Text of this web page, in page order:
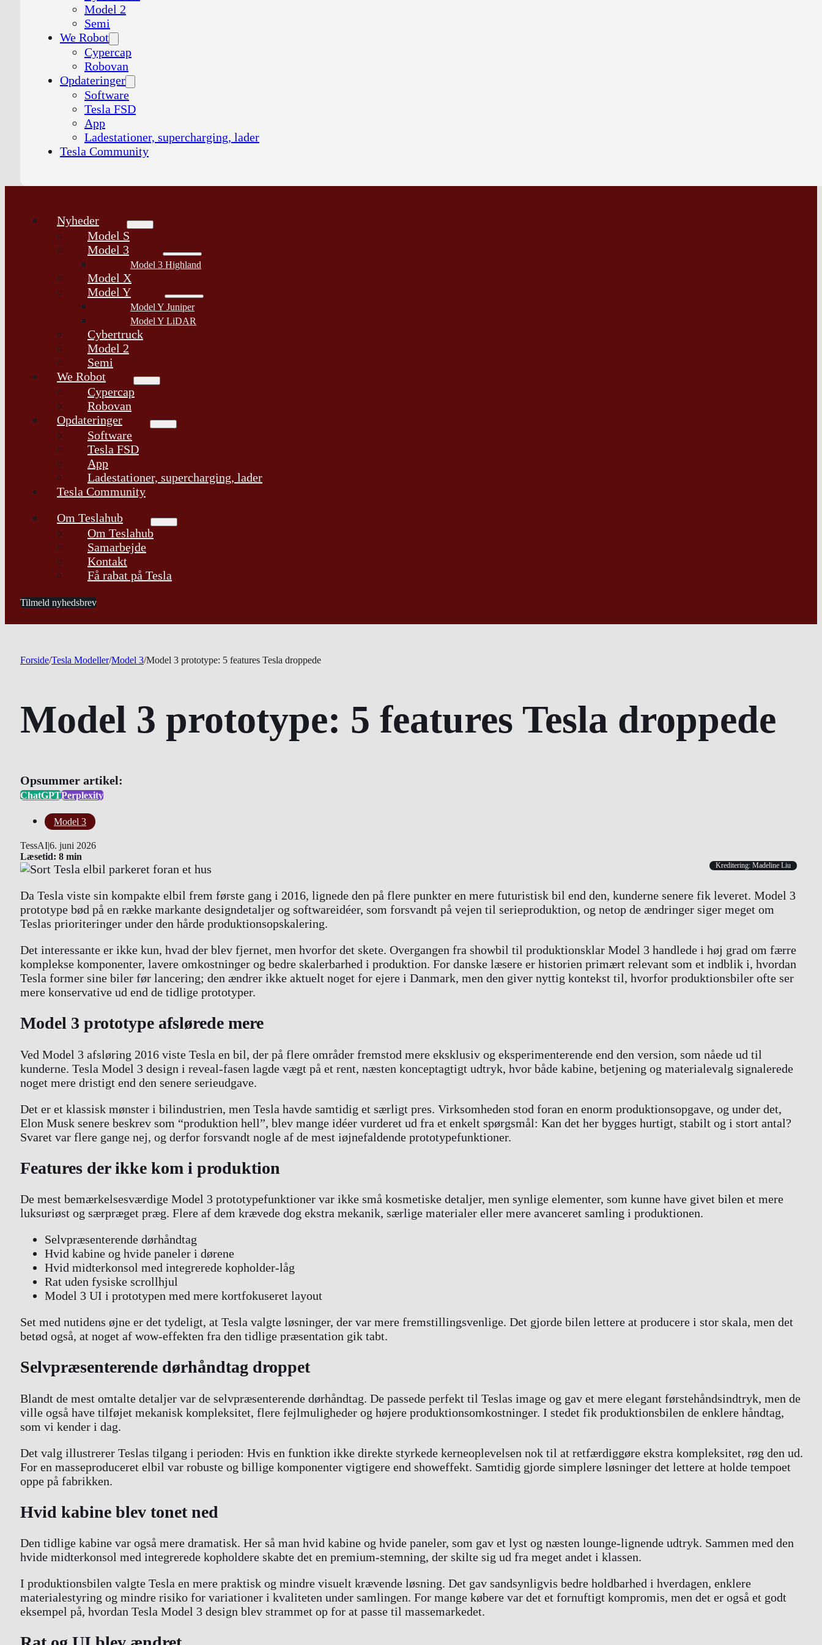
Model 2
Semi
We Robot
Cypercap
Robovan
Opdateringer
Software
Tesla FSD
App
Ladestationer, supercharging, lader
Tesla Community
Nyheder
Model S
Model 3
Model 3 Highland
Model X
Model Y
Model Y Juniper
Model Y LiDAR
Cybertruck
Model 2
Semi
We Robot
Cypercap
Robovan
Opdateringer
Software
Tesla FSD
App
Ladestationer, supercharging, lader
Tesla Community
Om Teslahub
Om Teslahub
Samarbejde
Kontakt
Få rabat på Tesla
Tilmeld nyhedsbrev
Forside/Tesla Modeller/Model 3/Model 3 prototype: 5 features Tesla droppede
Model 3 prototype: 5 features Tesla droppede
Opsummer artikel:
ChatGPTPerplexity
Model 3
TessAI|6. juni 2026
Læsetid: 8 min
Kreditering: Madeline Liu
Da Tesla viste sin kompakte elbil frem første gang i 2016, lignede den på flere punkter en mere futuristisk bil end den, kunderne senere fik leveret. Model 3
prototype bød på en række markante designdetaljer og softwareidéer, som forsvandt på vejen til serieproduktion, og netop de ændringer siger meget om
Teslas prioriteringer under den hårde produktionsopskalering.
Det interessante er ikke kun, hvad der blev fjernet, men hvorfor det skete. Overgangen fra showbil til produktionsklar Model 3 handlede i høj grad om færre
komplekse komponenter, lavere omkostninger og bedre skalerbarhed i produktion. For danske læsere er historien primært relevant som et indblik i, hvordan
Tesla former sine biler før lancering; den ændrer ikke aktuelt noget for ejere i Danmark, men den giver nyttig kontekst til, hvorfor produktionsbiler ofte ser
mere konservative ud end de tidlige prototyper.
Model 3 prototype afslørede mere
Ved Model 3 afsløring 2016 viste Tesla en bil, der på flere områder fremstod mere eksklusiv og eksperimenterende end den version, som nåede ud til
kunderne. Tesla Model 3 design i reveal-fasen lagde vægt på et rent, næsten konceptagtigt udtryk, hvor både kabine, betjening og materialevalg signalerede
noget mere dristigt end den senere serieudgave.
Det er et klassisk mønster i bilindustrien, men Tesla havde samtidig et særligt pres. Virksomheden stod foran en enorm produktionsopgave, og under det,
Elon Musk senere beskrev som “produktion hell”, blev mange idéer vurderet ud fra et enkelt spørgsmål: Kan det her bygges hurtigt, stabilt og i stort antal?
Svaret var flere gange nej, og derfor forsvandt nogle af de mest iøjnefaldende prototypefunktioner.
Features der ikke kom i produktion
De mest bemærkelsesværdige Model 3 prototypefunktioner var ikke små kosmetiske detaljer, men synlige elementer, som kunne have givet bilen et mere
luksuriøst og særpræget præg. Flere af dem krævede dog ekstra mekanik, særlige materialer eller mere avanceret samling i produktionen.
Selvpræsenterende dørhåndtag
Hvid kabine og hvide paneler i dørene
Hvid midterkonsol med integrerede kopholder-låg
Rat uden fysiske scrollhjul
Model 3 UI i prototypen med mere kortfokuseret layout
Set med nutidens øjne er det tydeligt, at Tesla valgte løsninger, der var mere fremstillingsvenlige. Det gjorde bilen lettere at producere i stor skala, men det
betød også, at noget af wow-effekten fra den tidlige præsentation gik tabt.
Selvpræsenterende dørhåndtag droppet
Blandt de mest omtalte detaljer var de selvpræsenterende dørhåndtag. De passede perfekt til Teslas image og gav et mere elegant førstehåndsindtryk, men de
ville også have tilføjet mekanisk kompleksitet, flere fejlmuligheder og højere produktionsomkostninger. I stedet fik produktionsbilen de enklere håndtag,
som vi kender i dag.
Det valg illustrerer Teslas tilgang i perioden: Hvis en funktion ikke direkte styrkede kerneoplevelsen nok til at retfærdiggøre ekstra kompleksitet, røg den ud.
For en masseproduceret elbil var robuste og billige komponenter vigtigere end showeffekt. Samtidig gjorde simplere løsninger det lettere at holde tempoet
oppe på fabrikken.
Hvid kabine blev tonet ned
Den tidlige kabine var også mere dramatisk. Her så man hvid kabine og hvide paneler, som gav et lyst og næsten lounge-lignende udtryk. Sammen med den
hvide midterkonsol med integrerede kopholdere skabte det en premium-stemning, der skilte sig ud fra meget andet i klassen.
I produktionsbilen valgte Tesla en mere praktisk og mindre visuelt krævende løsning. Det gav sandsynligvis bedre holdbarhed i hverdagen, enklere
materialestyring og mindre risiko for variationer i kvaliteten under samlingen. For mange købere var det et fornuftigt kompromis, men det er også et godt
eksempel på, hvordan Tesla Model 3 design blev strammet op for at passe til massemarkedet.